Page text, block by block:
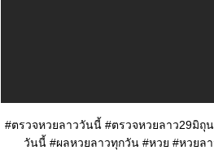
#ตรวจหวยลาววันนี้ #ตรวจหวยลาว29มิถุ
วันนี้ #ผลหวยลาวทุกวัน #หวย #หวยล